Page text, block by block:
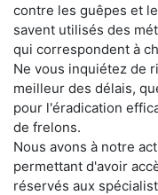
contre les guêpes et
savent utilisés des
qui correspondent à
Ne vous inquiétez de
meilleur des délais,
pour l'éradication
de frelons.
Nous avons à notre
permettant d'avoir
réservés aux